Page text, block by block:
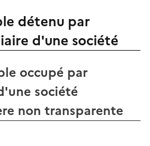
détenu par
d'une société
occupé par
société
non transparente